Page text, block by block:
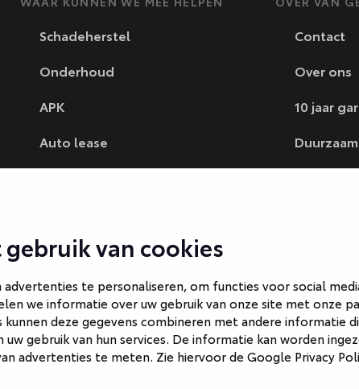
van cookies
te personaliseren, om functies voor social
we informatie over uw gebruik van onze site met onze
deze gegevens combineren met andere informatie
uw gebruik van hun services. De informatie kan worden
advertenties te meten. Zie hiervoor deGoogle Privacy
Schadeherstel
Onderhoud
APK
Auto lease
Contact
Over ons
10 jaar